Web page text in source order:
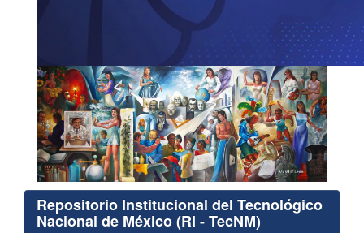
Repositorio Institucional del Tecnológico
Nacional de México (RI - TecNM)